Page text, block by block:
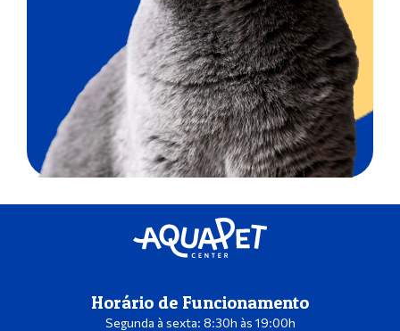
Horário de Funcionamento
Segunda à sexta: 8:30h às 19:00h